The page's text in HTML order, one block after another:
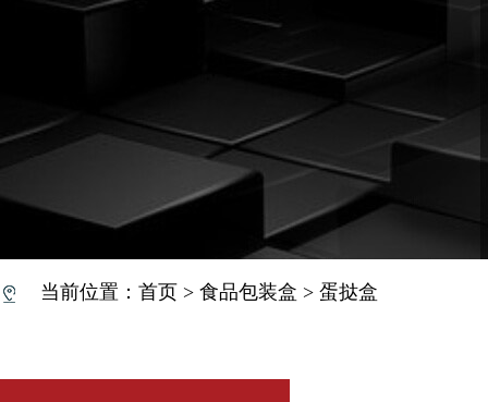
当前位置： 首页 > 食品包装盒 > 蛋挞盒